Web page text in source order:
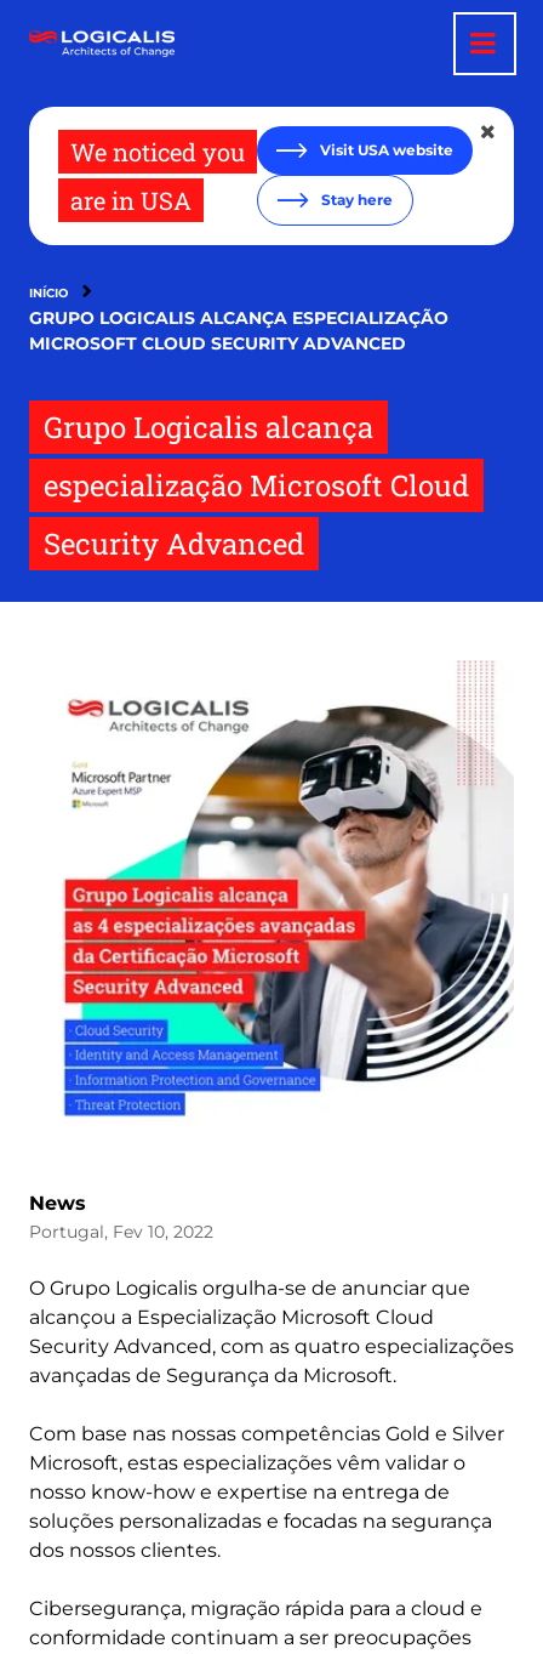
para
We noticed you
are in USA
Visit USA website
Stay here
INÍCIO
GRUPO LOGICALIS ALCANÇA ESPECIALIZAÇÃO
MICROSOFT CLOUD SECURITY ADVANCED
Grupo Logicalis alcança
especialização Microsoft Cloud
Security Advanced
News
Portugal, Fev 10, 2022
O Grupo Logicalis orgulha-se de anunciar que
alcançou a Especialização Microsoft Cloud
Security Advanced, com as quatro especializações
avançadas de Segurança da Microsoft.
Com base nas nossas competências Gold e Silver
Microsoft, estas especializações vêm validar o
nosso know-how e expertise na entrega de
soluções personalizadas e focadas na segurança
dos nossos clientes.
Cibersegurança, migração rápida para a cloud e
conformidade continuam a ser preocupações